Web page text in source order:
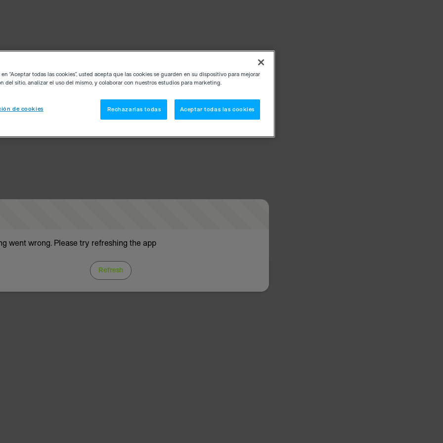
went wrong. Please try refreshing the app
Refresh
“Aceptar todas las cookies”, usted acepta que las cookies se guarden en su dispositivo para mejorar
del sitio, analizar el uso del mismo, y colaborar con nuestros estudios para marketing.
de cookies Rechazarlas todas Aceptar todas las cookies